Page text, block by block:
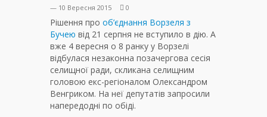
— 10 Вересня 2015 0
Рішення про об’єднання Ворзеля з
Бучею від 21 серпня не вступило в дію. А
вже 4 вересня о 8 ранку у Ворзелі
відбулася незаконна позачергова сесія
селищної ради, скликана селищним
головою екс-регіоналом Олександром
Венгриком. На неї депутатів запросили
напередодні по обіді.